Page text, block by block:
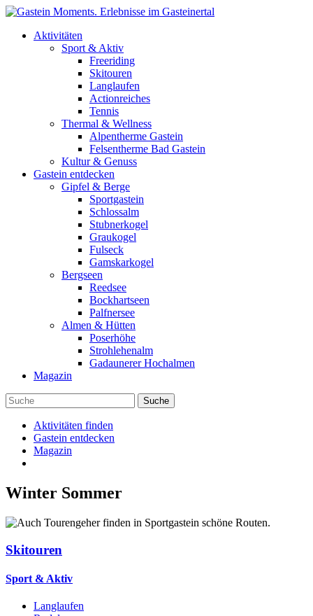
Direkt zum Inhalt
Aktivitäten
Sport & Aktiv
Freeriding
Skitouren
Langlaufen
Actionreiches
Tennis
Thermal & Wellness
Alpentherme Gastein
Felsentherme Bad Gastein
Kultur & Genuss
Gastein entdecken
Gipfel & Berge
Sportgastein
Schlossalm
Stubnerkogel
Graukogel
Fulseck
Gamskarkogel
Bergseen
Reedsee
Bockhartseen
Palfnersee
Almen & Hütten
Poserhöhe
Strohlehenalm
Gadaunerer Hochalmen
Magazin
Aktivitäten finden
Gastein entdecken
Magazin
Winter Sommer
Skitouren
Sport & Aktiv
Langlaufen